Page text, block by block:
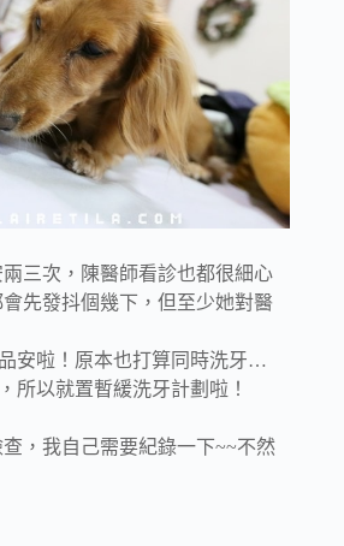
三次，陳醫師看診也都很細心
先發抖個幾下，但至少她對醫
安啦！原本也打算同時洗牙…
所以就置暫緩洗牙計劃啦！
，我自己需要紀錄一下~~不然